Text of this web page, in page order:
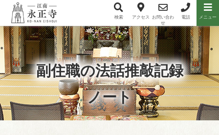
副住職の法話推敲記録
ノート
メニュー項目 検索 アクセス
お問い合わ
せ
電話 メニュー